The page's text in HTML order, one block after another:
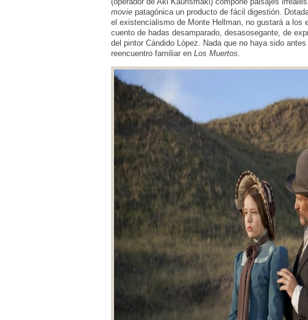
movie patagónica un producto de fácil digestión.
el existencialismo de Monte Hellman, no gustará a los
cuento de hadas desamparado, desasosegante, de
del pintor Cándido López. Nada que no haya sido
reencuentro familiar en Los Muertos.